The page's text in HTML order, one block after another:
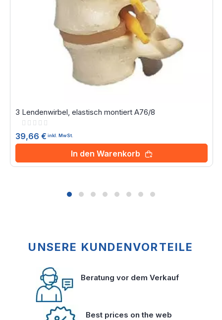
3 Lendenwirbel, elastisch montiert A76/8
Rating:
39,66 € inkl. MwSt.
In den Warenkorb
UNSERE KUNDENVORTEILE
Beratung vor dem Verkauf
Best prices on the web